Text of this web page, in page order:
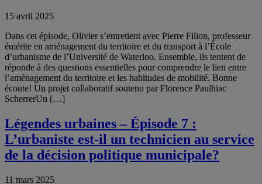
15 avril 2025
Dans cet épisode, Olivier s’entretient avec Pierre Filion, professeur
émérite en aménagement du territoire et du transport à l’École
d’urbanisme de l’Université de Waterloo. Ensemble, ils tentent de
réponde à des questions essentielles pour comprendre le lien entre
l’aménagement du territoire et les habitudes de mobilité. Bonne
écoute! Un projet collaboratif soutenu par Florence Paulhiac
ScherrerUn […]
Légendes urbaines – Épisode 7 :
L’urbaniste est-il un technicien au service
de la décision politique municipale?
11 mars 2025